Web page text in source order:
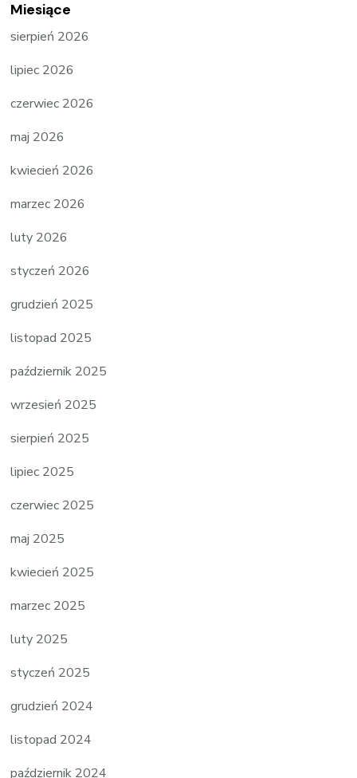
Miesiące
sierpień 2026
lipiec 2026
czerwiec 2026
maj 2026
kwiecień 2026
marzec 2026
luty 2026
styczeń 2026
grudzień 2025
listopad 2025
październik 2025
wrzesień 2025
sierpień 2025
lipiec 2025
czerwiec 2025
maj 2025
kwiecień 2025
marzec 2025
luty 2025
styczeń 2025
grudzień 2024
listopad 2024
październik 2024